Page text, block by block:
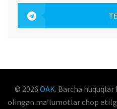
© 2026 OAK. Barcha
olingan maʼlumotlar chop